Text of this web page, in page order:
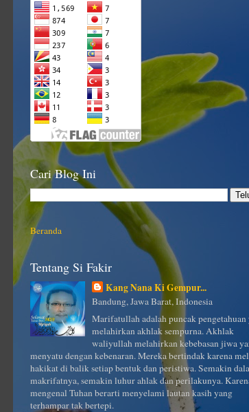
Cari Blog Ini
Beranda
Tentang Si Fakir
Kang Nana Ki Gempur...
Bandung, Jawa Barat, Indonesia
Marifatullah adalah puncak pengetahuan
melahirkan akhlak sempurna. Akhlak
waliyullah melahirkan kebebasan jiwa
menyatu dengan kebenaran. Mereka bertindak karena
hakikat di balik setiap bentuk dan peristiwa. Semakin
makrifatnya, semakin luhur ahlak dan perilakunya.
mengenal Tuhan berarti menyelami lautan kasih yang
terhampar tak bertepi.